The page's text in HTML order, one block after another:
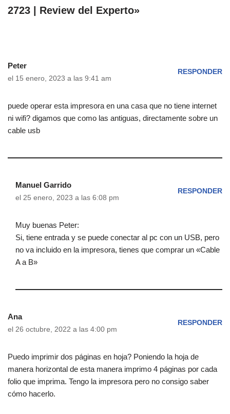
2723 | Review del Experto»
Peter
el 15 enero, 2023 a las 9:41 am
RESPONDER
puede operar esta impresora en una casa que no tiene internet
ni wifi? digamos que como las antiguas, directamente sobre un
cable usb
Manuel Garrido
el 25 enero, 2023 a las 6:08 pm
RESPONDER
Muy buenas Peter:
Si, tiene entrada y se puede conectar al pc con un USB, pero
no va incluido en la impresora, tienes que comprar un «Cable
A a B»
Ana
el 26 octubre, 2022 a las 4:00 pm
RESPONDER
Puedo imprimir dos páginas en hoja? Poniendo la hoja de
manera horizontal de esta manera imprimo 4 páginas por cada
folio que imprima. Tengo la impresora pero no consigo saber
cómo hacerlo.